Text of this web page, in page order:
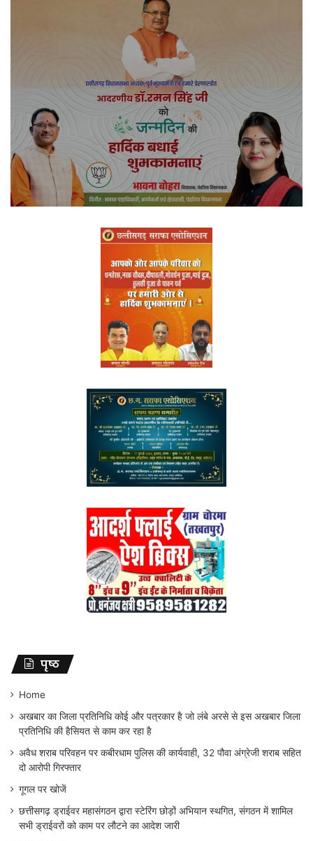
पृष्ठ
Home
अखबार का जिला प्रतिनिधि कोई और पत्रकार है जो लंबे अरसे से इस अखबार जिला
प्रतिनिधि की हैसियत से काम कर रहा है
अवैध शराब परिवहन पर कबीरधाम पुलिस की कार्यवाही, 32 पौवा अंग्रेजी शराब सहित
दो आरोपी गिरफ्तार
गूगल पर खोजें
छत्तीसगढ़ ड्राईवर महासंगठन द्वारा स्टेरिंग छोड़ों अभियान स्थगित, संगठन में शामिल
सभी ड्राईवरों को काम पर लौटने का आदेश जारी